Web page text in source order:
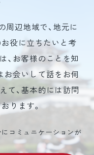
周辺地域で、地元に
役に立ちたいと考
、お客様のことを知
お会いして話をお伺
て、基本的には訪問
ります。
コミュニケーションが